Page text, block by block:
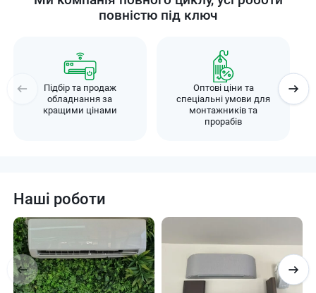
повністю під ключ
Підбір та продаж
обладнання за
кращими цінами
Оптові ціни та
спеціальні умови для
монтажників та
прорабів
Наші роботи